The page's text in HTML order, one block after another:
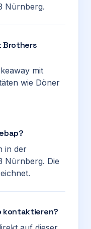
Nürnberg.
Brothers
mit
wie Döner
in der
Nürnberg. Die
kontaktieren?